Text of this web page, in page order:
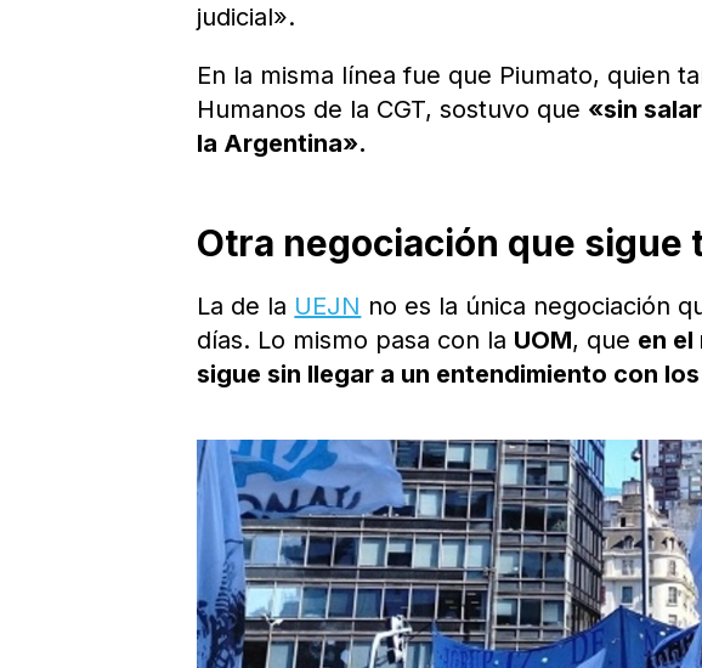
judicial».
En la misma línea fue que Piumato, quien
Humanos de la CGT, sostuvo que «sin
la Argentina».
Otra negociación que sigue
La de la UEJN no es la única negociación
días. Lo mismo pasa con la UOM, que en
sigue sin llegar a un entendimiento con